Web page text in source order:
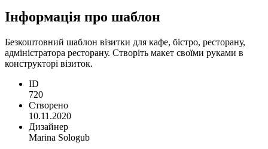
Інформація про шаблон
Безкоштовний шаблон візитки для кафе, бістро, ресторану,
адміністратора ресторану. Створіть макет своїми руками в
конструкторі візиток.
ID
720
Створено
10.11.2020
Дизайнер
Marina Sologub